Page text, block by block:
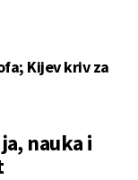
Kijev kriv za
nauka i